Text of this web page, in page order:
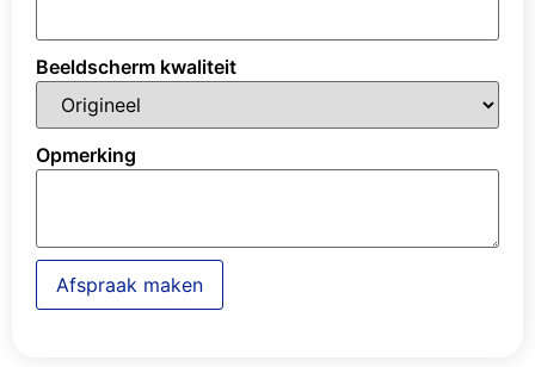
Beeldscherm kwaliteit
Opmerking
Afspraak maken